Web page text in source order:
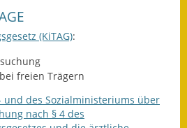
Flächennutzungsplan
Gerätehütten
(KiTAG):
freien Trägern
und des Sozialministeriums über
nach § 4 des